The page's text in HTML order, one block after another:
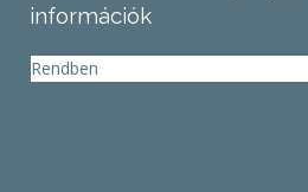
információk
Rendben